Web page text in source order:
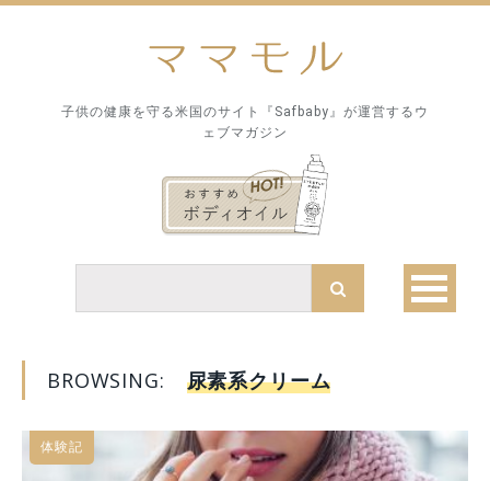
子供の健康を守る米国のサイト『Safbaby』が運営するウ
ェブマガジン
BROWSING: 尿素系クリーム
体験記